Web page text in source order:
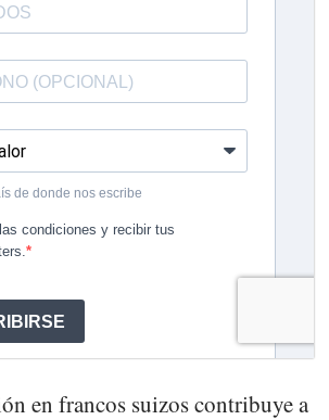
en francos suizos contribuye a